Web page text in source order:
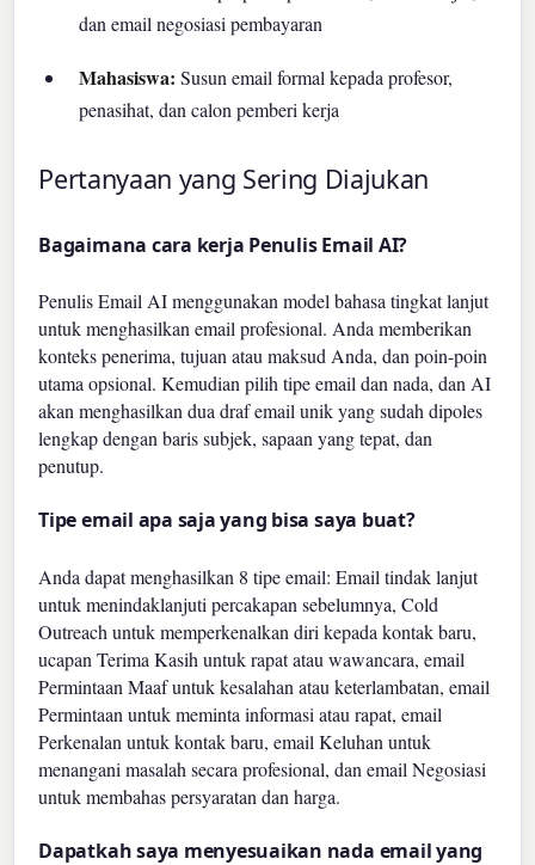
dan email negosiasi pembayaran
Mahasiswa: Susun email formal kepada profesor,
penasihat, dan calon pemberi kerja
Pertanyaan yang Sering Diajukan
Bagaimana cara kerja Penulis Email AI?
Penulis Email AI menggunakan model bahasa tingkat lanjut
untuk menghasilkan email profesional. Anda memberikan
konteks penerima, tujuan atau maksud Anda, dan poin-poin
utama opsional. Kemudian pilih tipe email dan nada, dan AI
akan menghasilkan dua draf email unik yang sudah dipoles
lengkap dengan baris subjek, sapaan yang tepat, dan
penutup.
Tipe email apa saja yang bisa saya buat?
Anda dapat menghasilkan 8 tipe email: Email tindak lanjut
untuk menindaklanjuti percakapan sebelumnya, Cold
Outreach untuk memperkenalkan diri kepada kontak baru,
ucapan Terima Kasih untuk rapat atau wawancara, email
Permintaan Maaf untuk kesalahan atau keterlambatan, email
Permintaan untuk meminta informasi atau rapat, email
Perkenalan untuk kontak baru, email Keluhan untuk
menangani masalah secara profesional, dan email Negosiasi
untuk membahas persyaratan dan harga.
Dapatkah saya menyesuaikan nada email yang